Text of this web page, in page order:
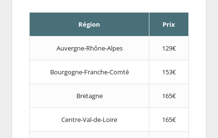
Région Prix
Auvergne-Rhône-Alpes 129€
Bourgogne-Franche-Comté 153€
Bretagne 165€
Centre-Val-de-Loire 165€